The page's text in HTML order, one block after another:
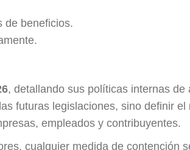
de beneficios.
, detallando sus políticas internas de
futuras legislaciones, sino definir el
empleados y contribuyentes.
cualquier medida de contención